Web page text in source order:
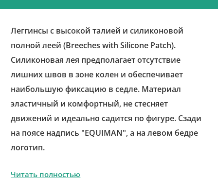
Леггинсы с высокой талией и силиконовой
полной леей (Breeches with Silicone Patch).
Силиконовая лея предполагает отсутствие
лишних швов в зоне колен и обеспечивает
наибольшую фиксацию в седле. Материал
эластичный и комфортный, не стесняет
движений и идеально садится по фигуре. Сзади
на поясе надпись "EQUIMAN", а на левом бедре
логотип.
Читать полностью